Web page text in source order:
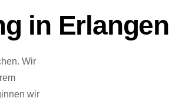
in Erlangen
Wir
wir